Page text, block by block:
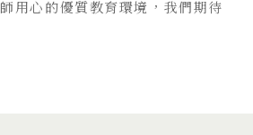
用心的優質教育環境，我們期待